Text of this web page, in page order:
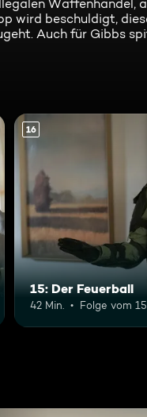
Waffenhandel,
wird beschuldigt,
Auch für Gibbs
16
15: Der Feuerball
42 Min. Folge vom